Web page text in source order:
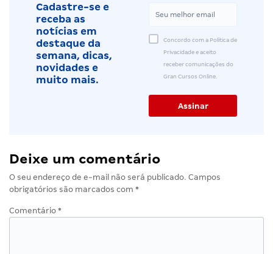
Cadastre-se e
receba as
notícias em
destaque da
semana, dicas,
novidades e
muito mais.
Concordo com a Política de
Privacidade e aceito
receber comunicações do
Gran Cursos Online.
Deixe um comentário
O seu endereço de e-mail não será publicado. Campos
obrigatórios são marcados com *
Comentário *